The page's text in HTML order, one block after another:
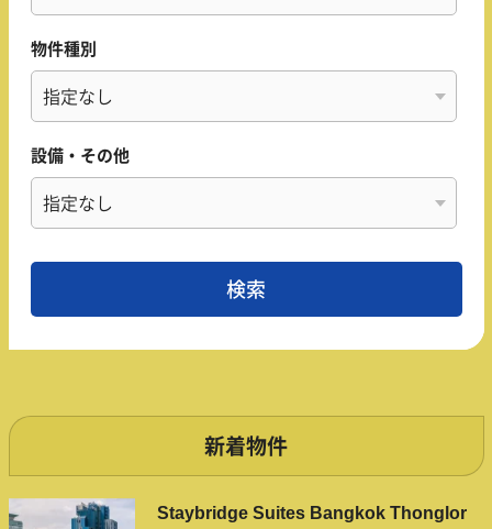
物件種別
設備・その他
新着物件
Staybridge Suites Bangkok Thonglor